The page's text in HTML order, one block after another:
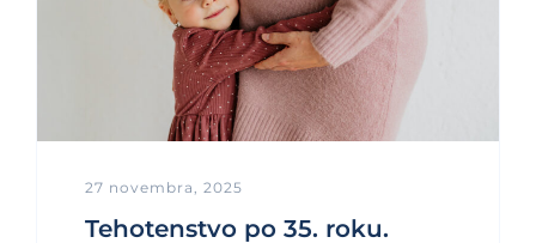
27 novembra, 2025
Tehotenstvo po 35. roku.